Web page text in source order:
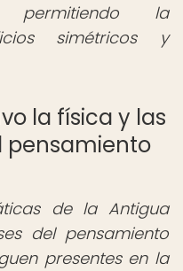
permitiendo la
simétricos y
la física y las
pensamiento
de la Antigua
del pensamiento
presentes en la